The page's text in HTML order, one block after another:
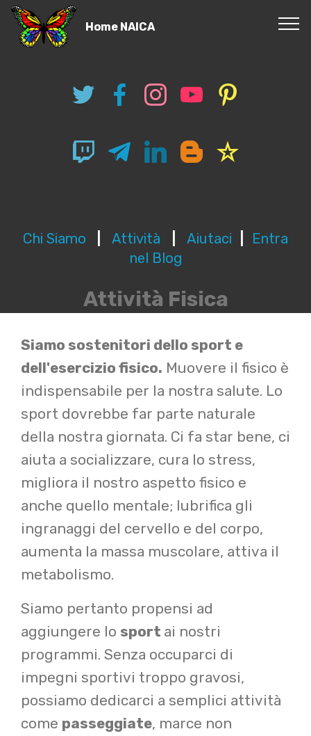
Home NAICA
Chi Siamo Attività Aiutaci
Entra
nel Blog
Attività Fisica
Siamo sostenitori dello sport e
dell'esercizio fisico. Muovere il fisico è
indispensabile per la nostra salute. Lo
sport dovrebbe far parte naturale
della nostra giornata. Ci fa star bene, ci
aiuta a socializzare, cura lo stress,
migliora il nostro aspetto fisico e
anche quello mentale; lubrifica gli
ingranaggi del cervello e del corpo,
aumenta la massa muscolare, attiva il
metabolismo.
Siamo pertanto propensi ad
aggiungere lo sport ai nostri
programmi. Senza occuparci di
impegni sportivi troppo gravosi,
possiamo dedicarci a semplici attività
come passeggiate, marce non